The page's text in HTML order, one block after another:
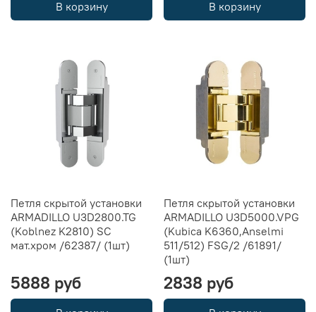
В корзину В корзину
Петля скрытой установки
ARMADILLO U3D2800.TG
(Koblnez K2810) SC
мат.хром /62387/ (1шт)
5888 руб
Петля скрытой установки
ARMADILLO U3D5000.VPG
(Kubica K6360,Anselmi
511/512) FSG/2 /61891/
(1шт)
2838 руб